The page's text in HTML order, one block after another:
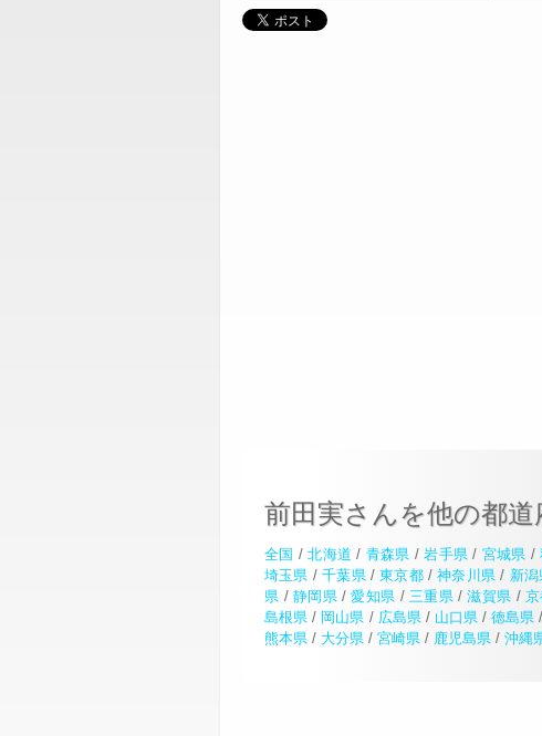
前田実さんを他の都道
全国 /北海道 / 青森県 /岩手県 / 宮城県 /
埼玉県 /千葉県/東京都/神奈川県 / 新潟
県 / 静岡県/愛知県 / 三重県/滋賀県 /
島根県 / 岡山県 / 広島県/ 山口県 /徳島県
熊本県 / 大分県 / 宮崎県 / 鹿児島県 / 沖縄